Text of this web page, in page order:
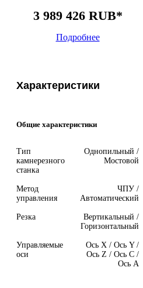
3 989 426 RUB*
Подробнее
Характеристики
Общие характеристики
Тип
камнерезного
станка
Однопильный /
Мостовой
Метод
управления
ЧПУ /
Автоматический
Резка
Вертикальный /
Горизонтальный
Управляемые
оси
Ось X / Ось Y /
Ось Z / Ось C /
Ось A